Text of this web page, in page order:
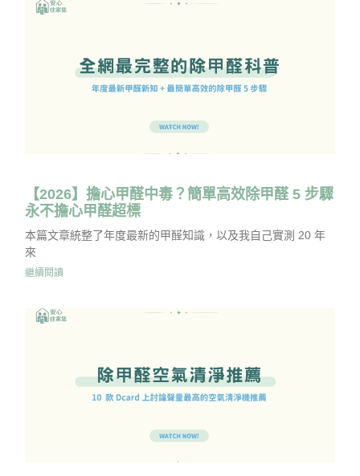
【2026】擔心甲醛中毒？簡單高效除甲醛 5 步驟
永不擔心甲醛超標
本篇文章統整了年度最新的甲醛知識，以及我自己實測 20 年
來
繼續閱讀